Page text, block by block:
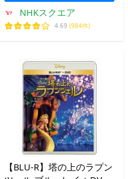
NHKスクエア
4.69 (984件)
【BLU-R】塔の上のラプン